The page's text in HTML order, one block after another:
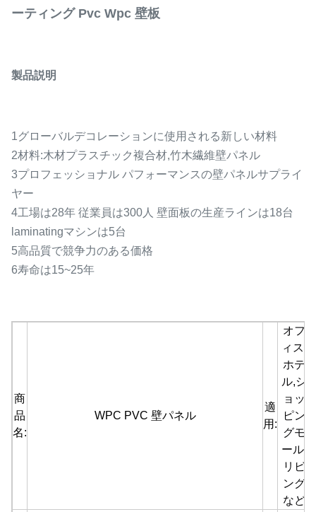
ーティング Pvc Wpc 壁板
製品説明
1グローバルデコレーションに使用される新しい材料
2材料:木材プラスチック複合材,竹木繊維壁パネル
3プロフェッショナル パフォーマンスの壁パネルサプライ
ヤー
4工場は28年 従業員は300人 壁面板の生産ラインは18台
laminatingマシンは5台
5高品質で競争力のある価格
6寿命は15~25年
商
品
名:
WPC PVC 壁パネル
適
用:
オフ
ィス,
ホテ
ル,シ
ョッ
ピン
グモ
ール,
リビ
ング
など